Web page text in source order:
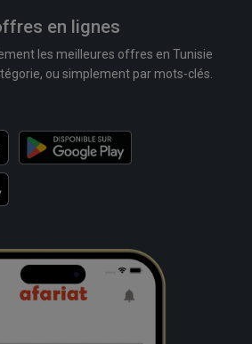
en lignes
les meilleures offres en Tunisie
ou simplement par mots-clés.